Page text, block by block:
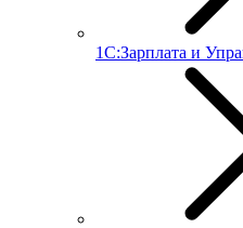
1С:Зарплата и